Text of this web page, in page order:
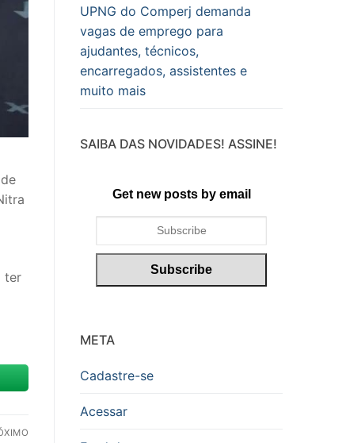
ter
UPNG do Comperj demanda
vagas de emprego para
ajudantes, técnicos,
encarregados, assistentes e
muito mais
SAIBA DAS NOVIDADES! ASSINE!
Get new posts by email
META
Cadastre-se
Acessar